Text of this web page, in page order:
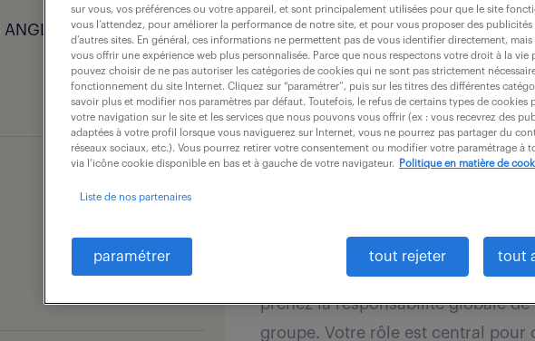
ANGLAIS,
recevoir les offres par mail
RESPONSABLE ACHATS
41
En collaboration avec la Direction
prenez la responsabilité globale
groupe. Votre rôle est central pour
sur vous, vos préférences ou votre appareil, et sont principalement utilisées pour que le site
vous l’attendez, pour améliorer la performance de notre site, et pour vous proposer des publicités
d’autres sites. En général, ces informations ne permettent pas de vous identifier directement,
vous offrir une expérience web plus personnalisée. Parce que nous respectons votre droit à la vie
pouvez choisir de ne pas autoriser les catégories de cookies qui ne sont pas strictement
fonctionnement du site Internet. Cliquez sur “paramétrer”, puis sur les titres des différentes
savoir plus et modifier nos paramètres par défaut. Toutefois, le refus de certains types de cookies
votre navigation sur le site et les services que nous pouvons vous offrir (ex : vous recevrez des
adaptées à votre profil lorsque vous naviguerez sur Internet, vous ne pourrez pas partager du
réseaux sociaux, etc.). Vous pourrez retirer votre consentement ou modifier votre paramétrage à
via l’icône cookie disponible en bas et à gauche de votre navigateur.
Politique en matière de
Liste de nos partenaires
paramétrer tout rejeter tout